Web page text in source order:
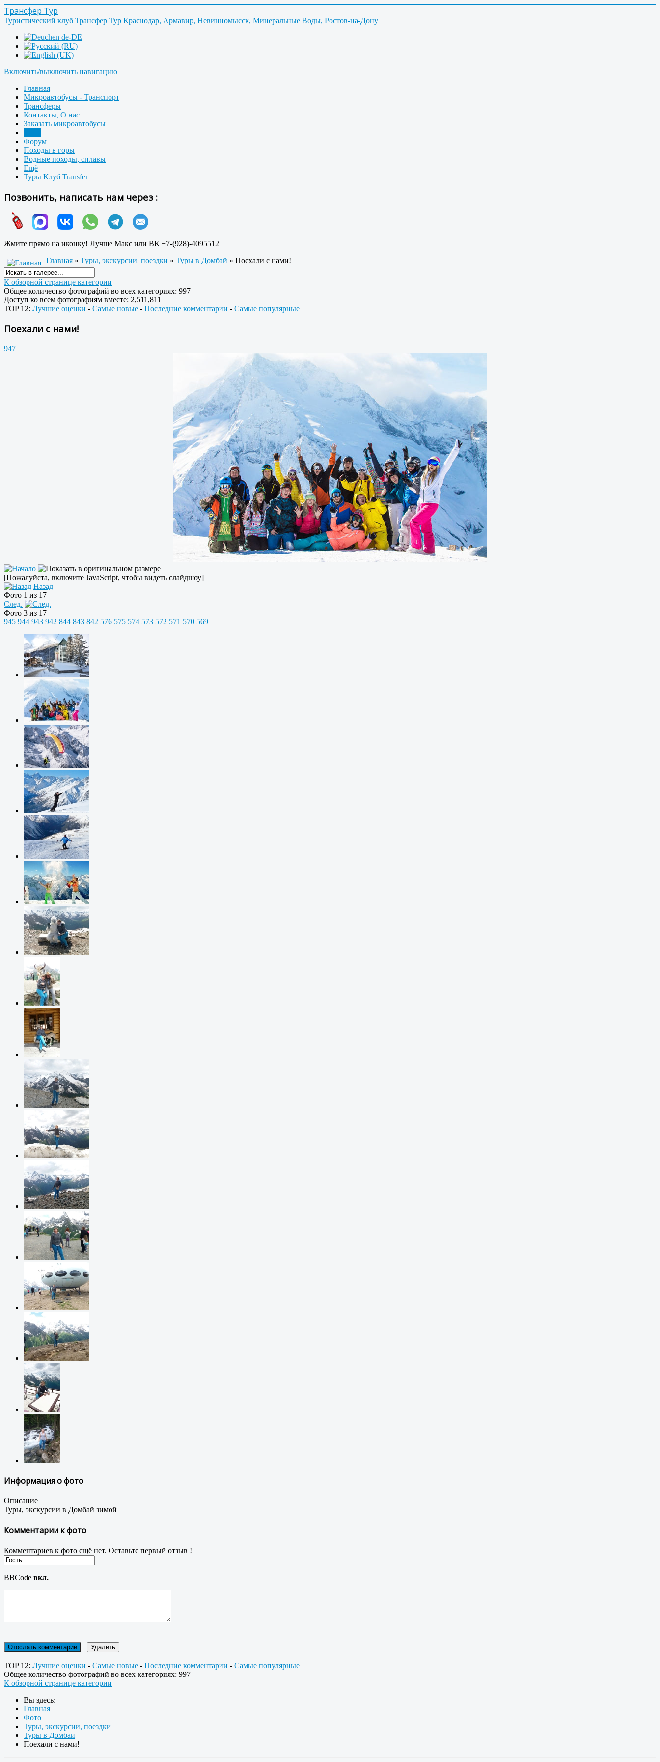
Трансфер Тур
Туристический клуб Трансфер Тур Краснодар, Армавир, Невинномысск, Минеральные Воды, Ростов-на-Дону
Включить/выключить навигацию
Главная
Микроавтобусы - Транспорт
Трансферы
Контакты, О нас
Заказать микроавтобусы
Форум
Походы в горы
Водные походы, сплавы
Ещё
Туры Клуб Transfer
Позвонить, написать нам через :
Жмите прямо на иконку! Лучше Макс или ВК +7-(928)-4095512
Главная » Туры, экскурсии, поездки » Туры в Домбай » Поехали с нами!
К обзорной странице категории
Общее количество фотографий во всех категориях: 997
Доступ ко всем фотографиям вместе: 2,511,811
TOP 12: Лучшие оценки - Самые новые - Последние комментарии - Самые популярные
Поехали с нами!
947
[Пожалуйста, включите JavaScript, чтобы видеть слайдшоу]
Назад
Фото 1 из 17
След.
Фото 3 из 17
945 944 943 942 844 843 842 576 575 574 573 572 571 570 569
Информация о фото
Описание
Туры, экскурсии в Домбай зимой
Комментарии к фото
Комментариев к фото ещё нет. Оставьте первый отзыв !
BBCode вкл.
TOP 12: Лучшие оценки - Самые новые - Последние комментарии - Самые популярные
Общее количество фотографий во всех категориях: 997
К обзорной странице категории
Вы здесь:
Главная
Фото
Туры, экскурсии, поездки
Туры в Домбай
Поехали с нами!